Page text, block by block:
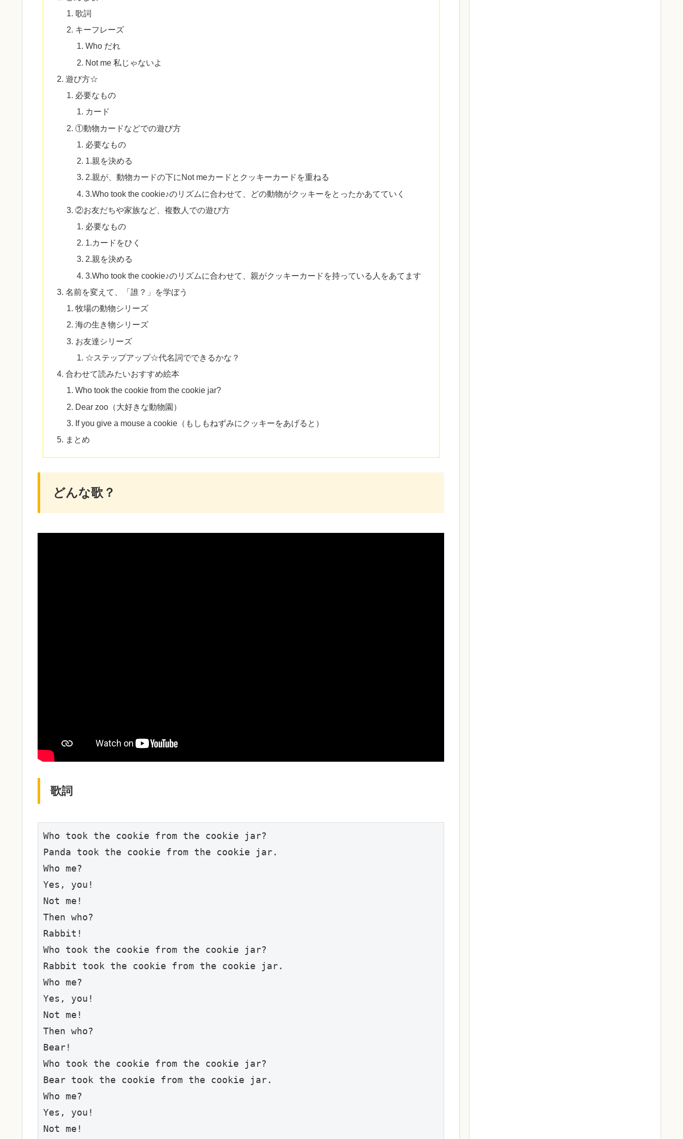
歌詞
キーフレーズ
Who だれ
Not me 私じゃないよ
遊び方☆
必要なもの
カード
①動物カードなどでの遊び方
必要なもの
1.親を決める
2.親が、動物カードの下にNot meカードとクッキーカードを重ねる
3.Who took the cookie♪のリズムに合わせて、どの動物がクッキーをとったかあてていく
②お友だちや家族など、複数人での遊び方
必要なもの
1.カードをひく
2.親を決める
3.Who took the cookie♪のリズムに合わせて、親がクッキーカードを持っている人をあてます
名前を変えて、「誰？」を学ぼう
牧場の動物シリーズ
海の生き物シリーズ
お友達シリーズ
☆ステップアップ☆代名詞でできるかな？
合わせて読みたいおすすめ絵本
Who took the cookie from the cookie jar?
Dear zoo（大好きな動物園）
If you give a mouse a cookie（もしもねずみにクッキーをあげると）
まとめ
どんな歌？
歌詞
Who took the cookie from the cookie jar?
Panda took the cookie from the cookie jar.
Who me?
Yes, you!
Not me!
Then who?
Rabbit!
Who took the cookie from the cookie jar?
Rabbit took the cookie from the cookie jar.
Who me?
Yes, you!
Not me!
Then who?
Bear!
Who took the cookie from the cookie jar?
Bear took the cookie from the cookie jar.
Who me?
Yes, you!
Not me!